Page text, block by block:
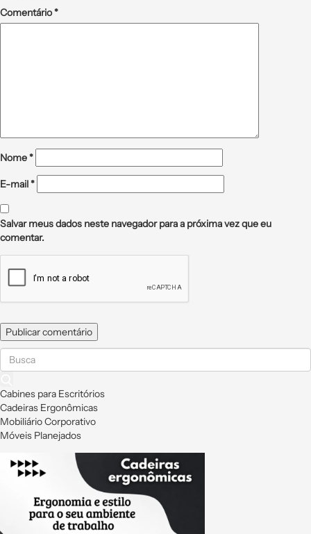
Comentário*
Nome*
E-mail*
Salvar meus dados neste navegador para a próxima vez que eu
comentar.
Cabines para Escritórios
Cadeiras Ergonômicas
Mobiliário Corporativo
Móveis Planejados